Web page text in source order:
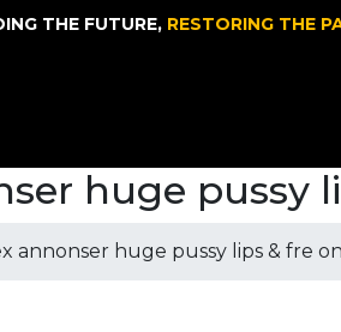
THE FUTURE, RESTORING THE
huge
annonser huge pussy lips & fre